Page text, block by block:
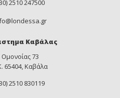
2510 247500
Καβάλας
Ομονοίας 73
65404, Καβάλα
2510 830119